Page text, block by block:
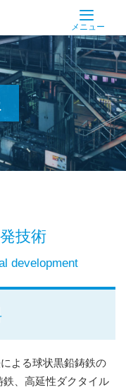
メニュー
技術
development
よる球状黒鉛鋳鉄の
、高延性ダクタイル